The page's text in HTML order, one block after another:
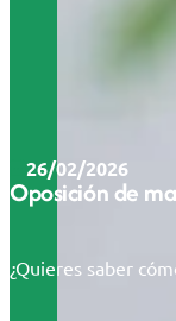
26/02/2026
Oposición de
¿Quieres saber